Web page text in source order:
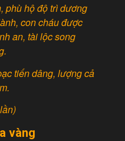
phù hộ độ trì dương
con cháu được
an, tài lộc song
tiến dâng, lượng cả
vàng